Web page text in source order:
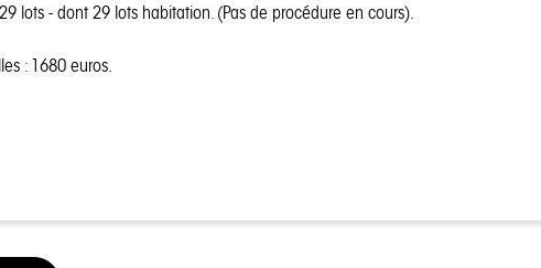
lots - dont 29 lots habitation. (Pas de procédure en cours).
: 1680 euros.